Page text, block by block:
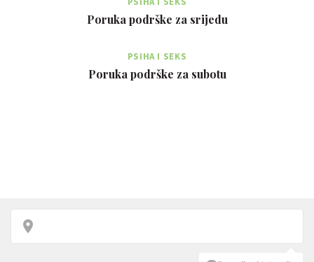
Poruka podrške za srijedu
PSIHA I SEKS
Poruka podrške za subotu